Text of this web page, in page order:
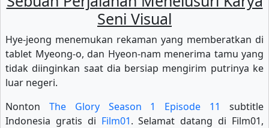
Seni Visual
Hye-jeong menemukan rekaman yang memberatkan di
tablet Myeong-o, dan Hyeon-nam menerima tamu yang
tidak diinginkan saat dia bersiap mengirim putrinya ke
luar negeri.
Nonton The Glory Season 1 Episode 11
subtitle
Indonesia gratis di Film01. Selamat datang di Film01,